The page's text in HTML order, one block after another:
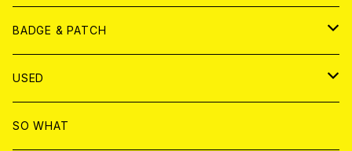
T-shirt & WEAR
ANALOG
T-SHIRT & WEAR
DVD
BADGE & PATCH
BADGE
PATCH
USED
書籍
SO WHAT